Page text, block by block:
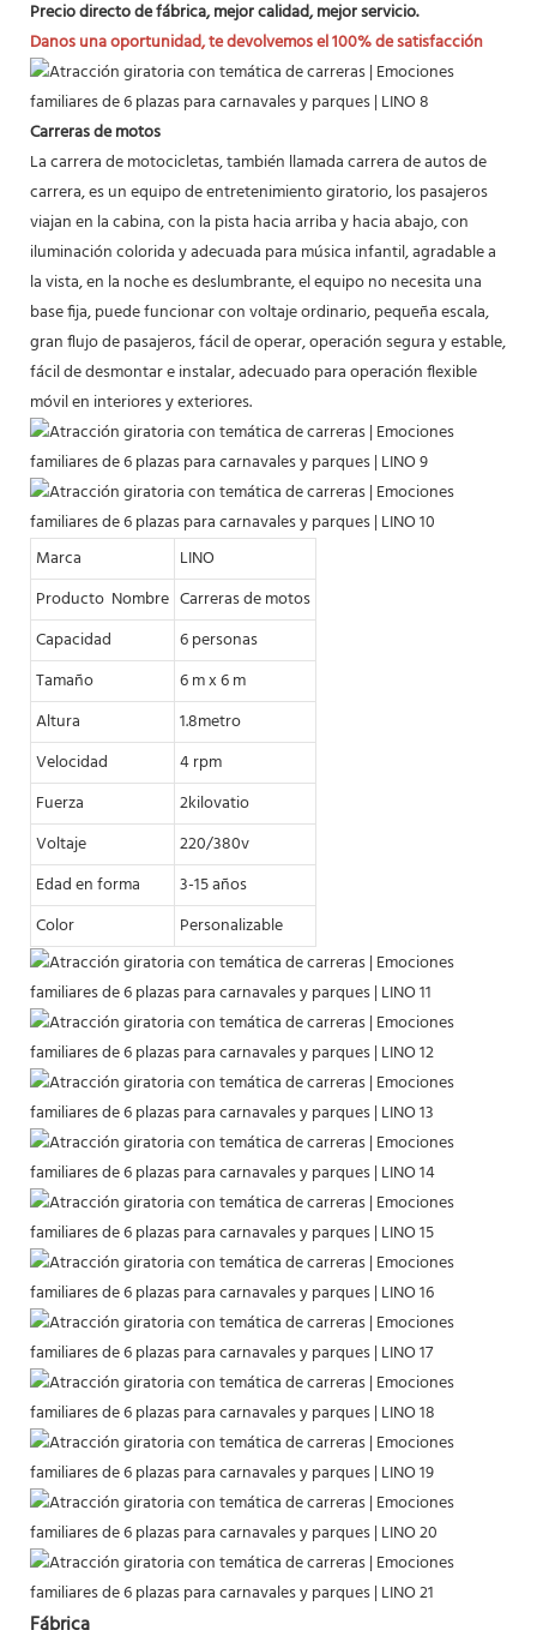
Precio directo de fábrica, mejor calidad, mejor servicio.
Danos una oportunidad, te devolvemos el 100% de satisfacción
Carreras de motos
La carrera de motocicletas, también llamada carrera de autos de
carrera, es un equipo de entretenimiento giratorio, los pasajeros
viajan en la cabina, con la pista hacia arriba y hacia abajo, con
iluminación colorida y adecuada para música infantil, agradable a
la vista, en la noche es deslumbrante, el equipo no necesita una
base fija, puede funcionar con voltaje ordinario, pequeña escala,
gran flujo de pasajeros, fácil de operar, operación segura y estable,
fácil de desmontar e instalar, adecuado para operación flexible
móvil en interiores y exteriores.
Marca
LINO
Producto Nombre Carreras de motos
Capacidad
6 personas
Tamaño
6 m x 6 m
Altura
1.8metro
Velocidad
4 rpm
Fuerza
2kilovatio
Voltaje
220/380v
Edad en forma
3-15 años
Color
Personalizable